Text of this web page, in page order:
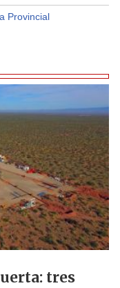
Provincial
tres